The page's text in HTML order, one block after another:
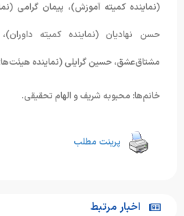
(نماینده کمیته آموزش)، پیمان گرامی
حسن نهادیان (نماینده کمیته
مشتاق‌عشق، حسین گرایلی (نماینده
خانم‌ها: محبوبه شریف و الهام تحقیقی.
پرینت مطلب
اخبار مرتبط